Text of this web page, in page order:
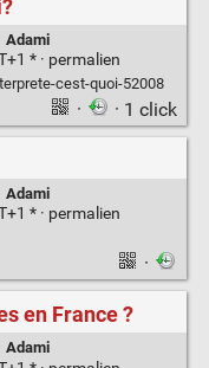
Adami
* · permalien
cest-quoi-52008
· · 1 click
Adami
* · permalien
·
en France ?
Adami